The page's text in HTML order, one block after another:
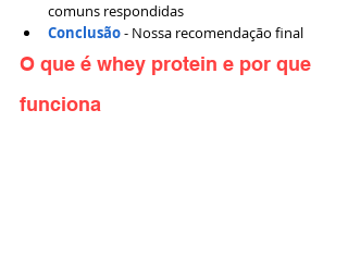
comuns respondidas
Conclusão - Nossa recomendação final
O que é whey protein e por que
funciona